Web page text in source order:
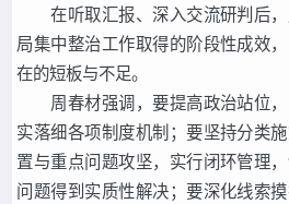
在听取汇报、深入交流研判后
局集中整治工作取得的阶段性成效
在的短板与不足。
周春材强调，要提高政治站位
实落细各项制度机制；要坚持分类
置与重点问题攻坚，实行闭环管理
问题得到实质性解决；要深化线索